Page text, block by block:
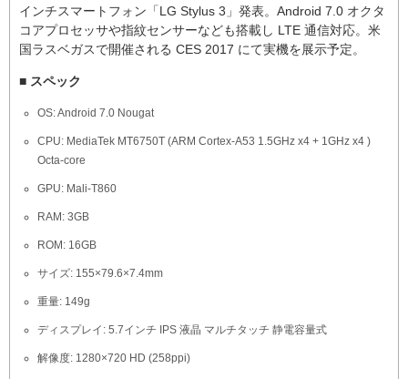
インチスマートフォン「LG Stylus 3」発表。Android 7.0 オクタ
コアプロセッサや指紋センサーなども搭載し LTE 通信対応。米
国ラスベガスで開催される CES 2017 にて実機を展示予定。
■ スペック
OS: Android 7.0 Nougat
CPU: MediaTek MT6750T (ARM Cortex-A53 1.5GHz x4 + 1GHz x4 )
Octa-core
GPU: Mali-T860
RAM: 3GB
ROM: 16GB
サイズ: 155×79.6×7.4mm
重量: 149g
ディスプレイ: 5.7インチ IPS 液晶 マルチタッチ 静電容量式
解像度: 1280×720 HD (258ppi)